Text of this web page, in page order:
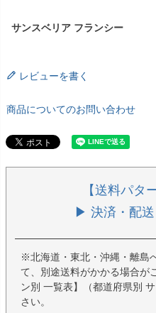
サンスベリア フランシー
レビューを書く
商品についてのお問い合わせ
【送料パタ
▶ 決済・配
※北海道・東北・沖縄・離島
て、別途送料がかかる場合が
ン別 一覧表】（都道府県別
さい。